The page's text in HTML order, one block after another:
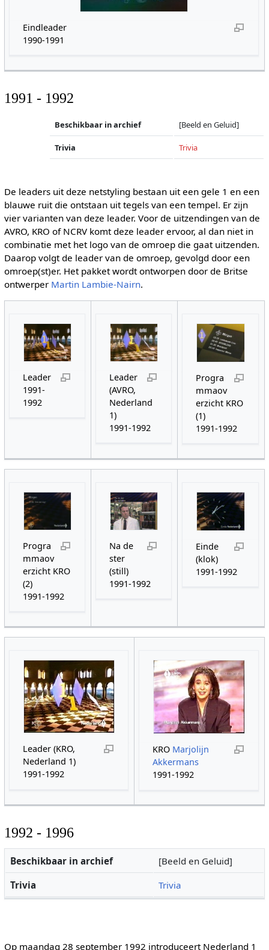
Eindleader
1990-1991
1991 - 1992
Beschikbaar in archief [Beeld en Geluid]
Trivia Trivia
De leaders uit deze netstyling bestaan uit een gele 1 en een
blauwe ruit die ontstaan uit tegels van een tempel. Er zijn
vier varianten van deze leader. Voor de uitzendingen van de
AVRO, KRO of NCRV komt deze leader ervoor, al dan niet in
combinatie met het logo van de omroep die gaat uitzenden.
Daarop volgt de leader van de omroep, gevolgd door een
omroep(st)er. Het pakket wordt ontworpen door de Britse
ontwerper Martin Lambie-Nairn.
Leader
1991-
1992
Leader
(AVRO,
Nederland
1)
1991-1992
Progra
mmaov
erzicht KRO
(1)
1991-1992
Progra
mmaov
erzicht KRO
(2)
1991-1992
Na de
ster
(still)
1991-1992
Einde
(klok)
1991-1992
Leader (KRO,
Nederland 1)
1991-1992
KRO Marjolijn
Akkermans
1991-1992
1992 - 1996
Beschikbaar in archief
[Beeld en Geluid]
Trivia
Trivia
Op maandag 28 september 1992 introduceert Nederland 1